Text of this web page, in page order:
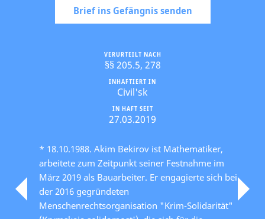
Brief ins Gefängnis senden
IN HAFT SEIT
27.03.2019
INHAFTIERT IN
Civil'sk
VERURTEILT NACH
§§ 205.5, 278
* 18.10.1988. Akim Bekirov ist Mathematiker,
arbeitete zum Zeitpunkt seiner Festnahme im
März 2019 als Bauarbeiter. Er engagierte sich bei
der 2016 gegründeten
Menschenrechtsorganisation "Krim-Solidarität"